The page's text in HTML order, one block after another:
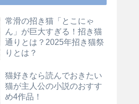
常滑の招き猫「とこにゃ
ん」が巨大すぎる！招き猫
通りとは？2025年招き猫祭
りとは？
猫好きなら読んでおきたい
猫が主人公の小説のおすす
め4作品！